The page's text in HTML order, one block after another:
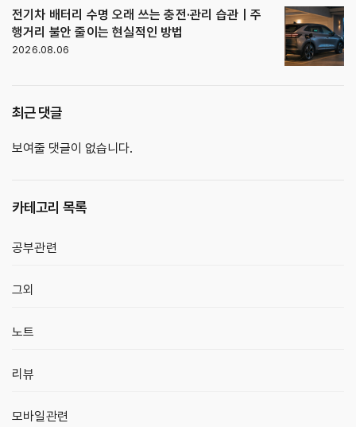
전기차 배터리 수명 오래 쓰는 충전·관리 습관｜주
행거리 불안 줄이는 현실적인 방법
2026.08.06
최근 댓글
보여줄 댓글이 없습니다.
카테고리 목록
공부관련
그외
노트
리뷰
모바일관련